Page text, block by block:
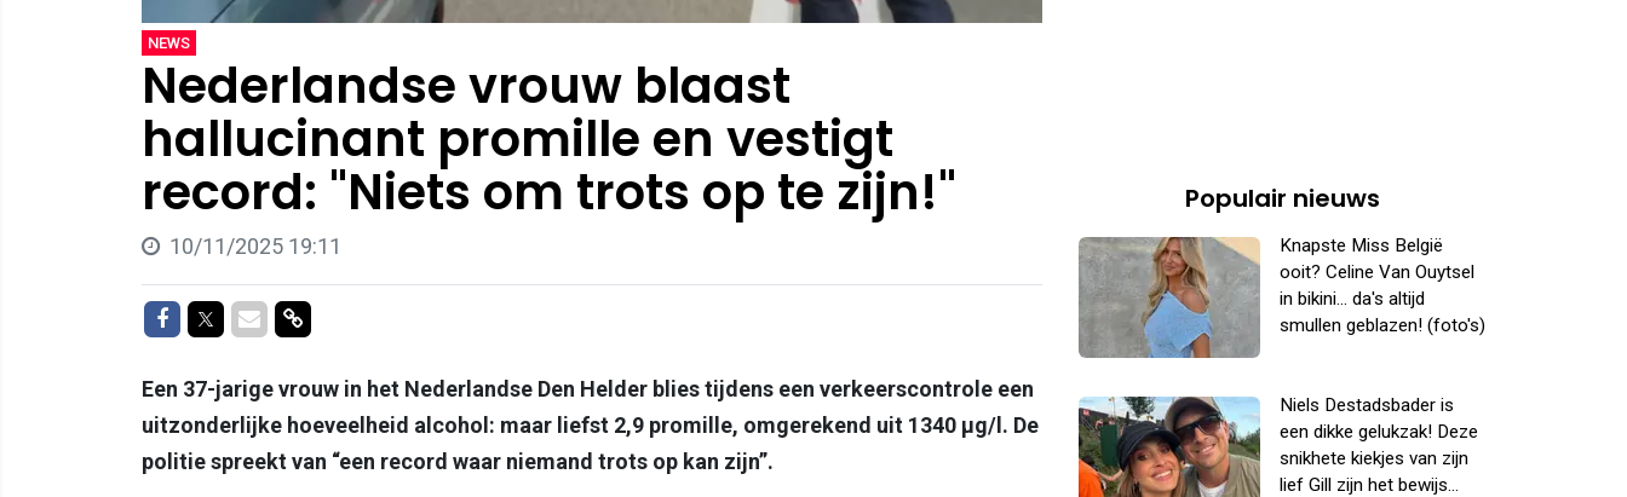
NEWS
Nederlandse vrouw blaast
hallucinant promille en vestigt
record: "Niets om trots op te zijn!"
10/11/2025 19:11
Delen op Facebook
Delen op Twitter
Delen via Mail
Delen via link
Een 37-jarige vrouw in het Nederlandse Den Helder blies tijdens een verkeerscontrole een
uitzonderlijke hoeveelheid alcohol: maar liefst 2,9 promille, omgerekend uit 1340 µg/l. De
politie spreekt van “een record waar niemand trots op kan zijn”.
Populair nieuws
Knapste Miss België
ooit? Celine Van Ouytsel
in bikini... da's altijd
smullen geblazen! (foto's)
Niels Destadsbader is
een dikke gelukzak! Deze
snikhete kiekjes van zijn
lief Gill zijn het bewijs...